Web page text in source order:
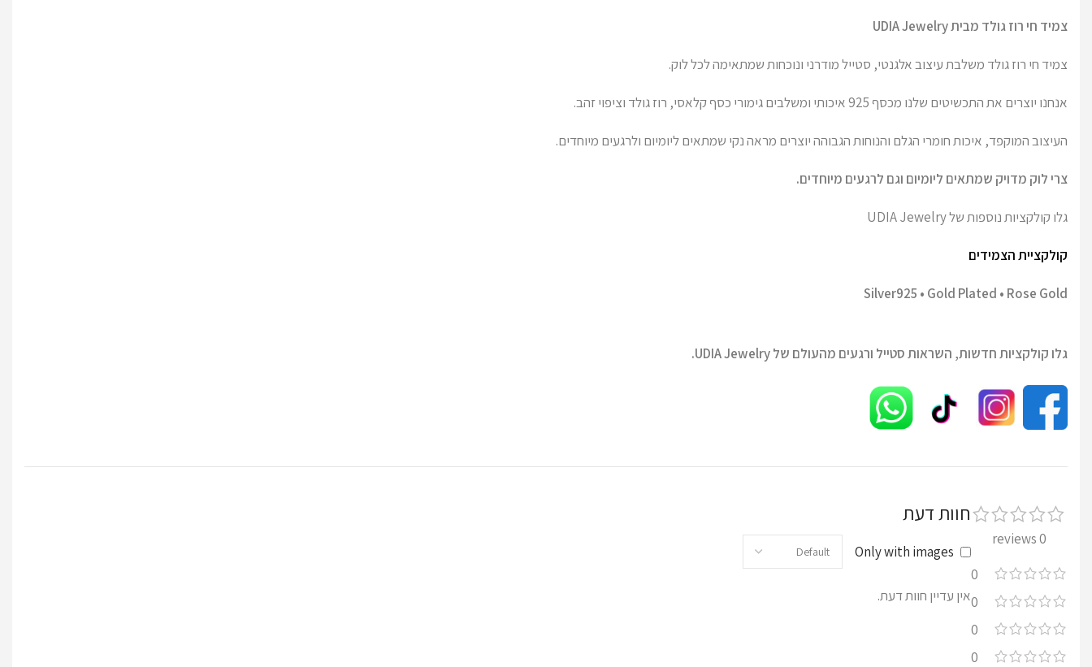
צמיד חי רוז גולד מבית UDIA Jewelry
צמיד חי רוז גולד משלבת עיצוב אלגנטי, סטייל מודרני ונוכחות שמתאימה לכל לוק.
אנחנו יוצרים את התכשיטים שלנו מכסף 925 איכותי ומשלבים גימורי כסף קלאסי, רוז גולד וציפוי זהב.
העיצוב המוקפד, איכות חומרי הגלם והנוחות הגבוהה יוצרים מראה נקי שמתאים ליומיום ולרגעים מיוחדים.
צרי לוק מדויק שמתאים ליומיום וגם לרגעים מיוחדים.
גלו קולקציות נוספות של UDIA Jewelry
קולקציית הצמידים
Silver925 • Gold Plated • Rose Gold
גלו קולקציות חדשות, השראות סטייל ורגעים מהעולם של UDIA Jewelry.
0 reviews
0
0
0
0
חוות דעת
Only with images
אין עדיין חוות דעת.